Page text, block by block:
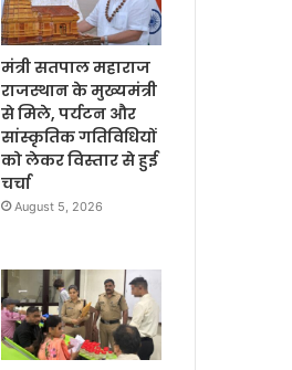
मंत्री सतपाल महाराज
राजस्थान के मुख्यमंत्री
से मिले, पर्यटन और
सांस्कृतिक गतिविधियों
को लेकर विस्तार से हुई
चर्चा
August 5, 2026